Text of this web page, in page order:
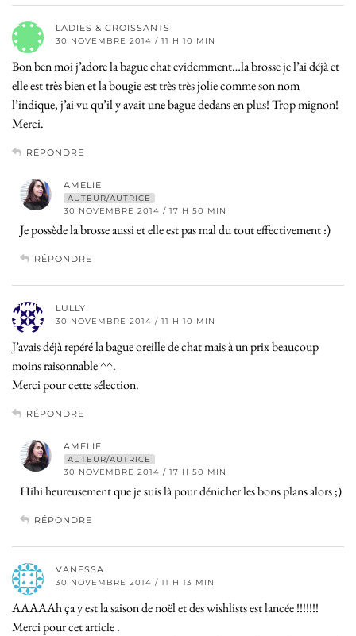
LADIES & CROISSANTS
30 NOVEMBRE 2014 / 11 H 10 MIN
Bon ben moi j’adore la bague chat evidemment…la brosse je l’ai déjà et
elle est très bien et la bougie est très très jolie comme son nom
l’indique, j’ai vu qu’il y avait une bague dedans en plus! Trop mignon!
Merci.
RÉPONDRE
AMELIE
AUTEUR/AUTRICE
30 NOVEMBRE 2014 / 17 H 50 MIN
Je possède la brosse aussi et elle est pas mal du tout effectivement :)
RÉPONDRE
LULLY
30 NOVEMBRE 2014 / 11 H 10 MIN
J’avais déjà repéré la bague oreille de chat mais à un prix beaucoup
moins raisonnable ^^.
Merci pour cette sélection.
RÉPONDRE
AMELIE
AUTEUR/AUTRICE
30 NOVEMBRE 2014 / 17 H 50 MIN
Hihi heureusement que je suis là pour dénicher les bons plans alors ;)
RÉPONDRE
VANESSA
30 NOVEMBRE 2014 / 11 H 13 MIN
AAAAAh ça y est la saison de noël et des wishlists est lancée !!!!!!!
Merci pour cet article .